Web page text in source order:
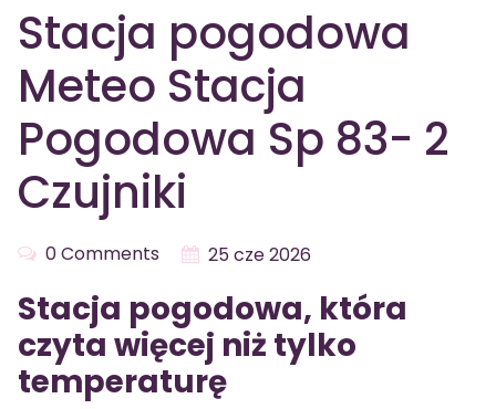
Stacja pogodowa
Meteo Stacja
Pogodowa Sp 83- 2
Czujniki
0 Comments 25 cze 2026
Stacja pogodowa, która
czyta więcej niż tylko
temperaturę